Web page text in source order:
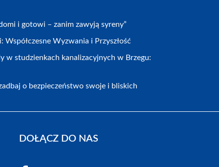
i gotowi – zanim zawyją syreny”
Wyzwania i Przyszłość
w studzienkach kanalizacyjnych w Brzegu:
o bezpieczeństwo swoje i bliskich
DOŁĄCZ DO NAS